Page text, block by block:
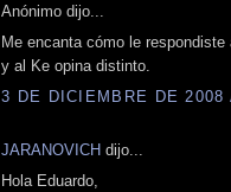
Anónimo dijo...
Me encanta cómo le
y al Ke opina distinto.
3 DE DICIEMBRE DE 2008
JARANOVICH dijo...
Hola Eduardo,